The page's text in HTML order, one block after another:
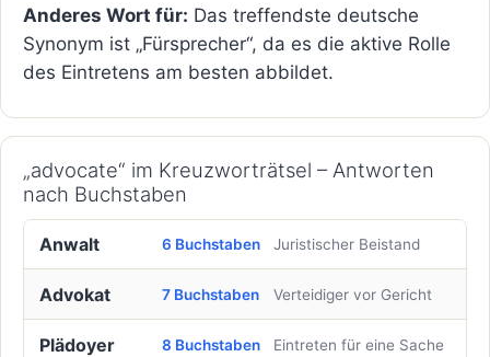
Anderes Wort für: Das treffendste deutsche
Synonym ist „Fürsprecher“, da es die aktive Rolle
des Eintretens am besten abbildet.
„advocate“ im Kreuzworträtsel – Antworten
nach Buchstaben
Anwalt 6 Buchstaben Juristischer Beistand
Advokat 7 Buchstaben Verteidiger vor Gericht
Plädoyer 8 Buchstaben Eintreten für eine Sache